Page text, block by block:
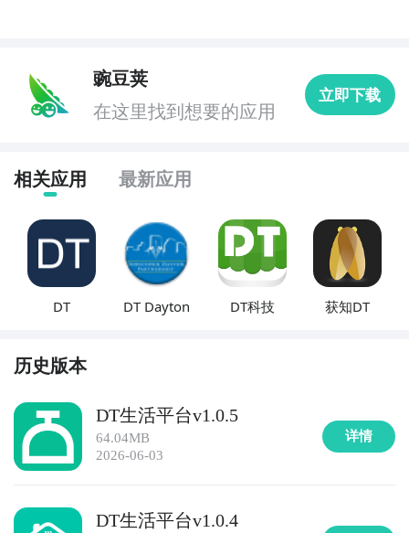
豌豆荚
在这里找到想要的应用
立即下载
相关应用 最新应用
DT DT Dayton DT科技 获知DT
历史版本
DT生活平台v1.0.5
64.04MB
2026-06-03
详情
DT生活平台v1.0.4